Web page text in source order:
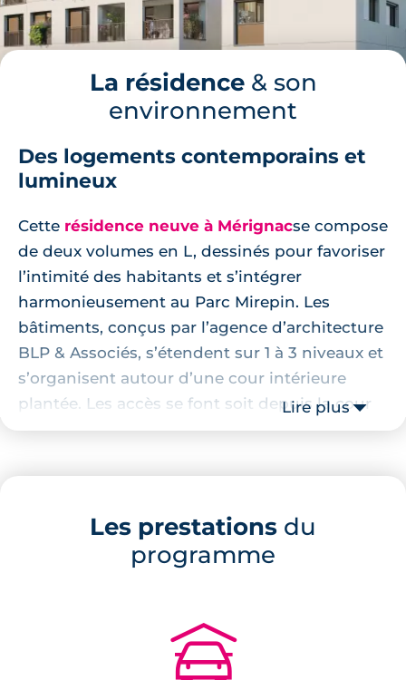
La résidence& son
environnement
Des logements contemporains et
lumineux
Cette résidence neuve à Mérignacse compose
de deux volumes en L, dessinés pour favoriser
l’intimité des habitants et s’intégrer
harmonieusement au Parc Mirepin. Les
bâtiments, conçus par l’agence d’architecture
BLP & Associés, s’étendent sur 1 à 3 niveaux et
s’organisent autour d’une cour intérieure
plantée. Les accès se font soit depuis la cour
centrale, soit par des coursives aux étages, et
sous‑sol afin de préserver la qualité des
automobile.
Chaque logement dispose d’un ou deux
ou terrasses). Le programme comprend
appartements (T2–T3) répartis sur trois
niveaux et 7 maisons en duplex (T4)
Lire plus
Les prestations du
programme
🚗